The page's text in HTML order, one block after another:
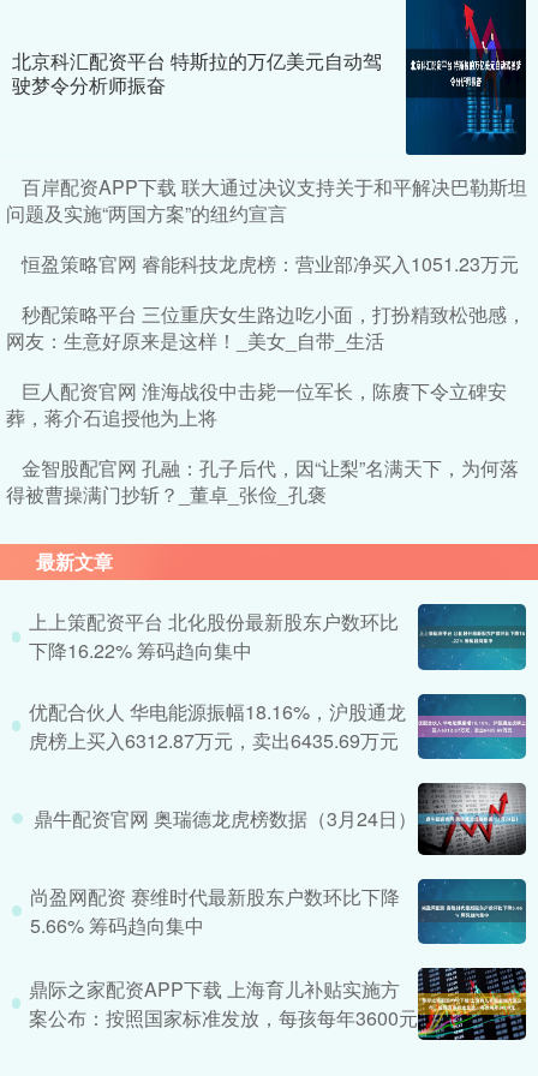
北京科汇配资平台 特斯拉的万亿美元自动驾
驶梦令分析师振奋
百岸配资APP下载 联大通过决议支持关于和平解决巴勒斯坦
问题及实施“两国方案”的纽约宣言
恒盈策略官网 睿能科技龙虎榜：营业部净买入1051.23万元
秒配策略平台 三位重庆女生路边吃小面，打扮精致松弛感，
网友：生意好原来是这样！_美女_自带_生活
巨人配资官网 淮海战役中击毙一位军长，陈赓下令立碑安
葬，蒋介石追授他为上将
金智股配官网 孔融：孔子后代，因“让梨”名满天下，为何落
得被曹操满门抄斩？_董卓_张俭_孔褒
最新文章
上上策配资平台 北化股份最新股东户数环比
下降16.22% 筹码趋向集中
优配合伙人 华电能源振幅18.16%，沪股通龙
虎榜上买入6312.87万元，卖出6435.69万元
鼎牛配资官网 奥瑞德龙虎榜数据（3月24日）
尚盈网配资 赛维时代最新股东户数环比下降
5.66% 筹码趋向集中
鼎际之家配资APP下载 上海育儿补贴实施方
案公布：按照国家标准发放，每孩每年3600元